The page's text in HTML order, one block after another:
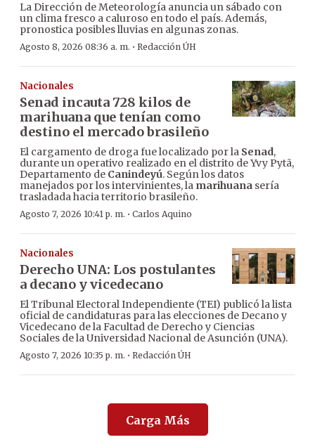
La Dirección de Meteorología anuncia un sábado con
un clima fresco a caluroso en todo el país. Además,
pronostica posibles lluvias en algunas zonas.
Agosto 8, 2026 08:36 a. m. · Redacción ÚH
Nacionales
Senad incauta 728 kilos de
marihuana que tenían como
destino el mercado brasileño
El cargamento de droga fue localizado por la Senad,
durante un operativo realizado en el distrito de Yvy Pytã,
Departamento de Canindeyú. Según los datos
manejados por los intervinientes, la marihuana sería
trasladada hacia territorio brasileño.
Agosto 7, 2026 10:41 p. m. · Carlos Aquino
Nacionales
Derecho UNA: Los postulantes
a decano y vicedecano
El Tribunal Electoral Independiente (TEI) publicó la lista
oficial de candidaturas para las elecciones de Decano y
Vicedecano de la Facultad de Derecho y Ciencias
Sociales de la Universidad Nacional de Asunción (UNA).
Agosto 7, 2026 10:35 p. m. · Redacción ÚH
Carga Más